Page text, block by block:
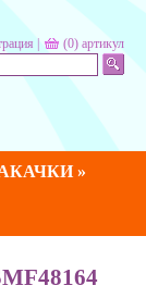
(0) артикул
»